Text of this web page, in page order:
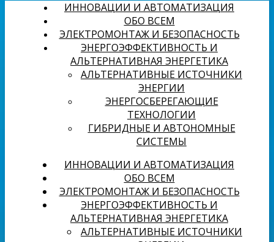
ИННОВАЦИИ И АВТОМАТИЗАЦИЯ
ОБО ВСЕМ
ЭЛЕКТРОМОНТАЖ И БЕЗОПАСНОСТЬ
ЭНЕРГОЭФФЕКТИВНОСТЬ И
АЛЬТЕРНАТИВНАЯ ЭНЕРГЕТИКА
АЛЬТЕРНАТИВНЫЕ ИСТОЧНИКИ
ЭНЕРГИИ
ЭНЕРГОСБЕРЕГАЮЩИЕ
ТЕХНОЛОГИИ
ГИБРИДНЫЕ И АВТОНОМНЫЕ
СИСТЕМЫ
ИННОВАЦИИ И АВТОМАТИЗАЦИЯ
ОБО ВСЕМ
ЭЛЕКТРОМОНТАЖ И БЕЗОПАСНОСТЬ
ЭНЕРГОЭФФЕКТИВНОСТЬ И
АЛЬТЕРНАТИВНАЯ ЭНЕРГЕТИКА
АЛЬТЕРНАТИВНЫЕ ИСТОЧНИКИ